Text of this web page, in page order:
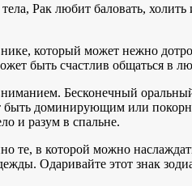
Рак любит баловать, холить
который может нежно
быть счастлив общаться в
Бесконечный
доминирующим или
и разум в спальне.
те, в которой можно
Одаривайте этот знак